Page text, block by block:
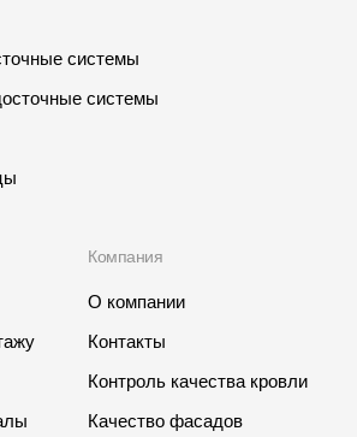
системы
системы
Компания
О компании
Контакты
Контроль качества кровли
Качество фасадов